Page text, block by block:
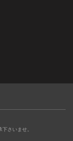
さいませ。